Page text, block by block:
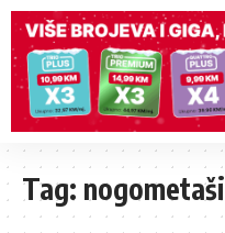
Tag: nogometaši